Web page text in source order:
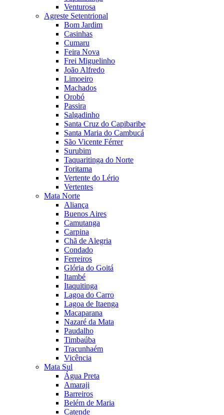
Venturosa
Agreste Setentrional
Bom Jardim
Casinhas
Cumaru
Feira Nova
Frei Miguelinho
João Alfredo
Limoeiro
Machados
Orobó
Passira
Salgadinho
Santa Cruz do Capibaribe
Santa Maria do Cambucá
São Vicente Férrer
Surubim
Taquaritinga do Norte
Toritama
Vertente do Lério
Vertentes
Mata Norte
Aliança
Buenos Aires
Camutanga
Carpina
Chã de Alegria
Condado
Ferreiros
Glória do Goitá
Itambé
Itaquitinga
Lagoa do Carro
Lagoa de Itaenga
Macaparana
Nazaré da Mata
Paudalho
Timbaúba
Tracunhaém
Vicência
Mata Sul
Água Preta
Amaraji
Barreiros
Belém de Maria
Catende